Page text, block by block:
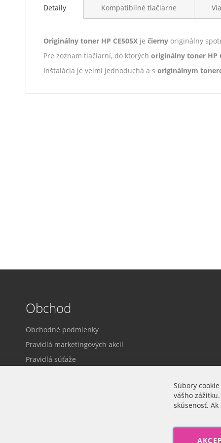
Detaily
Originálny toner HP CE505X je čierny originálny
Pre zoznam tlačiarní, do ktorých originálny toner HP
Inštalácia je veľmi jednoduchá a s originálnym
Kompatibilné tlačiarne
Obchod
Obchodné podmienky
Pravidlá marketingových akcií
Pravidlá súťaže
Súbory
vášho
skúsenosť.